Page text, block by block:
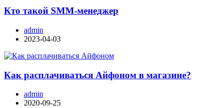
Кто такой SMM-менеджер
admin
2023-04-03
Как расплачиваться Айфоном в магазине?
admin
2020-09-25